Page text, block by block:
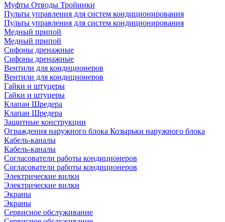
Муфты Отводы Тройники
Пульты управления для систем кондиционирования
Пульты управления для систем кондиционирования
Медный припой
Медный припой
Сифоны дренажные
Сифоны дренажные
Вентили для кондиционеров
Вентили для кондиционеров
Гайки и штуцеры
Гайки и штуцеры
Клапан Шредера
Клапан Шредера
Защитные конструкции
Ограждения наружного блока Козырьки наружного блока
Кабель-каналы
Кабель-каналы
Согласователи работы кондиционеров
Согласователи работы кондиционеров
Электрические вилки
Электрические вилки
Экраны
Экраны
Сервисное обслуживание